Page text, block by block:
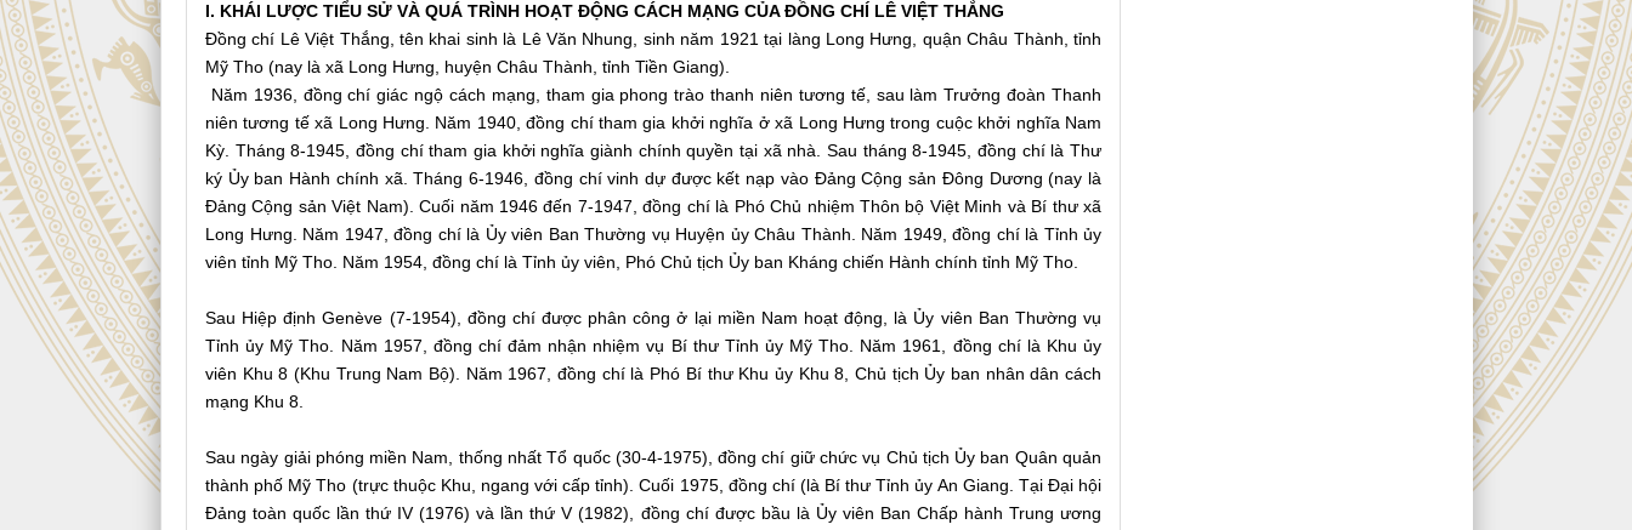
I. KHÁI LƯỢC TIỂU SỬ VÀ QUÁ TRÌNH HOẠT ĐỘNG CÁCH MẠNG CỦA ĐỒNG CHÍ LÊ VIỆT THẮNG
Đồng chí Lê Việt Thắng, tên khai sinh là Lê Văn Nhung, sinh năm 1921 tại làng Long Hưng, quận Châu Thành, tỉnh
Mỹ Tho (nay là xã Long Hưng, huyện Châu Thành, tỉnh Tiền Giang).
Năm 1936, đồng chí giác ngộ cách mạng, tham gia phong trào thanh niên tương tế, sau làm Trưởng đoàn Thanh
niên tương tế xã Long Hưng. Năm 1940, đồng chí tham gia khởi nghĩa ở xã Long Hưng trong cuộc khởi nghĩa Nam
Kỳ. Tháng 8-1945, đồng chí tham gia khởi nghĩa giành chính quyền tại xã nhà. Sau tháng 8-1945, đồng chí là Thư
ký Ủy ban Hành chính xã. Tháng 6-1946, đồng chí vinh dự được kết nạp vào Đảng Cộng sản Đông Dương (nay là
Đảng Cộng sản Việt Nam). Cuối năm 1946 đến 7-1947, đồng chí là Phó Chủ nhiệm Thôn bộ Việt Minh và Bí thư xã
Long Hưng. Năm 1947, đồng chí là Ủy viên Ban Thường vụ Huyện ủy Châu Thành. Năm 1949, đồng chí là Tỉnh ủy
viên tỉnh Mỹ Tho. Năm 1954, đồng chí là Tỉnh ủy viên, Phó Chủ tịch Ủy ban Kháng chiến Hành chính tỉnh Mỹ Tho.
Sau Hiệp định Genève (7-1954), đồng chí được phân công ở lại miền Nam hoạt động, là Ủy viên Ban Thường vụ
Tỉnh ủy Mỹ Tho. Năm 1957, đồng chí đảm nhận nhiệm vụ Bí thư Tỉnh ủy Mỹ Tho. Năm 1961, đồng chí là Khu ủy
viên Khu 8 (Khu Trung Nam Bộ). Năm 1967, đồng chí là Phó Bí thư Khu ủy Khu 8, Chủ tịch Ủy ban nhân dân cách
mạng Khu 8.
Sau ngày giải phóng miền Nam, thống nhất Tổ quốc (30-4-1975), đồng chí giữ chức vụ Chủ tịch Ủy ban Quân quản
thành phố Mỹ Tho (trực thuộc Khu, ngang với cấp tỉnh). Cuối 1975, đồng chí (là Bí thư Tỉnh ủy An Giang. Tại Đại hội
Đảng toàn quốc lần thứ IV (1976) và lần thứ V (1982), đồng chí được bầu là Ủy viên Ban Chấp hành Trung ương